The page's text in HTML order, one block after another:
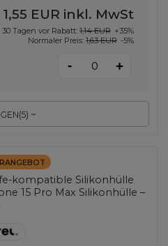
(5)
1,55 EUR inkl. MwSt
Tagen vor Rabatt: 1,14 EUR +35%
Normaler Preis: 1,63 EUR -5%
- +
kompatible Silikonhülle
15 Pro Max Silikonhülle –